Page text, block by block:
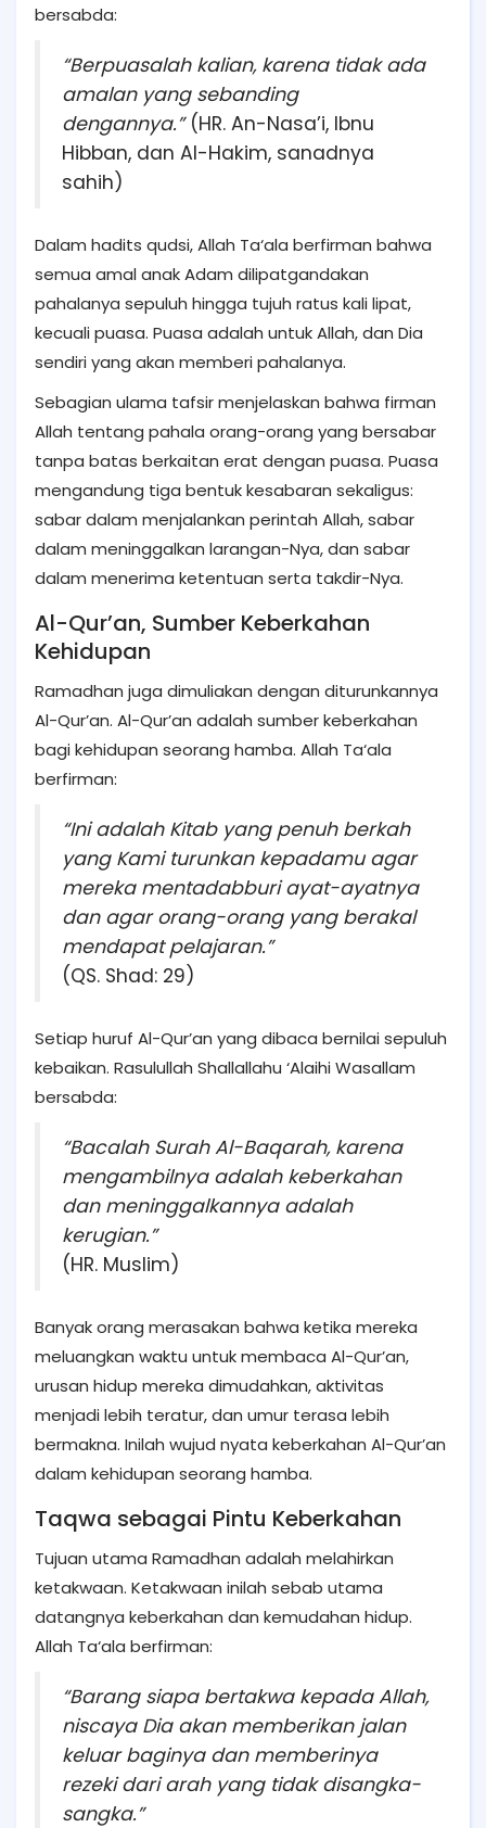
bersabda:
“Berpuasalah kalian, karena tidak ada
amalan yang sebanding
dengannya.” (HR. An-Nasa’i, Ibnu
Hibban, dan Al-Hakim, sanadnya
sahih)
Dalam hadits qudsi, Allah Ta‘ala berfirman bahwa
semua amal anak Adam dilipatgandakan
pahalanya sepuluh hingga tujuh ratus kali lipat,
kecuali puasa. Puasa adalah untuk Allah, dan Dia
sendiri yang akan memberi pahalanya.
Sebagian ulama tafsir menjelaskan bahwa firman
Allah tentang pahala orang-orang yang bersabar
tanpa batas berkaitan erat dengan puasa. Puasa
mengandung tiga bentuk kesabaran sekaligus:
sabar dalam menjalankan perintah Allah, sabar
dalam meninggalkan larangan-Nya, dan sabar
dalam menerima ketentuan serta takdir-Nya.
Al-Qur’an, Sumber Keberkahan
Kehidupan
Ramadhan juga dimuliakan dengan diturunkannya
Al-Qur’an. Al-Qur’an adalah sumber keberkahan
bagi kehidupan seorang hamba. Allah Ta‘ala
berfirman:
“Ini adalah Kitab yang penuh berkah
yang Kami turunkan kepadamu agar
mereka mentadabburi ayat-ayatnya
dan agar orang-orang yang berakal
mendapat pelajaran.”
(QS. Shad: 29)
Setiap huruf Al-Qur’an yang dibaca bernilai sepuluh
kebaikan. Rasulullah Shallallahu ‘Alaihi Wasallam
bersabda:
“Bacalah Surah Al-Baqarah, karena
mengambilnya adalah keberkahan
dan meninggalkannya adalah
kerugian.”
(HR. Muslim)
Banyak orang merasakan bahwa ketika mereka
meluangkan waktu untuk membaca Al-Qur’an,
urusan hidup mereka dimudahkan, aktivitas
menjadi lebih teratur, dan umur terasa lebih
bermakna. Inilah wujud nyata keberkahan Al-Qur’an
dalam kehidupan seorang hamba.
Taqwa sebagai Pintu Keberkahan
Tujuan utama Ramadhan adalah melahirkan
ketakwaan. Ketakwaan inilah sebab utama
datangnya keberkahan dan kemudahan hidup.
Allah Ta‘ala berfirman:
“Barang siapa bertakwa kepada Allah,
niscaya Dia akan memberikan jalan
keluar baginya dan memberinya
rezeki dari arah yang tidak disangka-
sangka.”